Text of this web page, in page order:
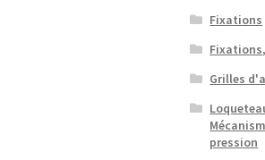
Fixations
Grilles
pression